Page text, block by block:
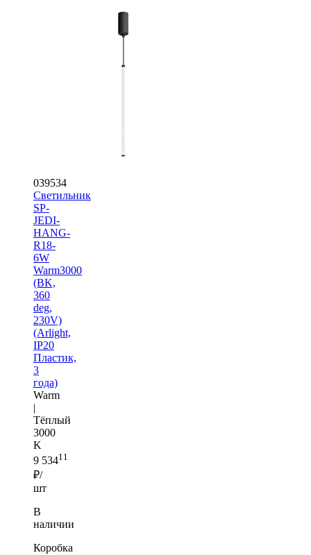
039534
Светильник
SP-
JEDI-
HANG-
R18-
6W
Warm3000
(BK,
360
deg,
230V)
(Arlight,
IP20
Пластик,
3
года)
Warm
|
Тёплый
3000
K
9 53411
₽/
шт
В
наличии
Коробка